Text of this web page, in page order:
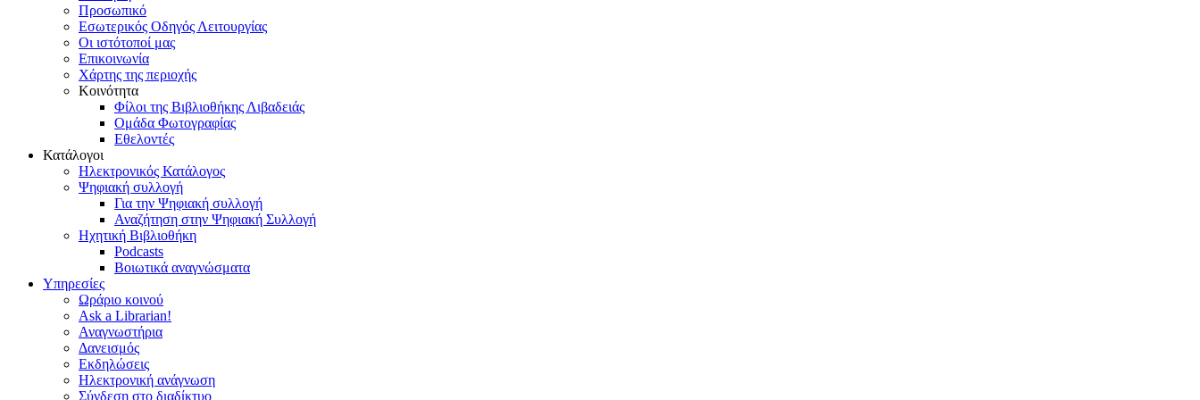
Προσωπικό
Εσωτερικός Οδηγός Λειτουργίας
Οι ιστότοποί μας
Επικοινωνία
Χάρτης της περιοχής
Κοινότητα
Φίλοι της Βιβλιοθήκης Λιβαδειάς
Ομάδα Φωτογραφίας
Εθελοντές
Κατάλογοι
Ηλεκτρονικός Κατάλογος
Ψηφιακή συλλογή
Για την Ψηφιακή συλλογή
Αναζήτηση στην Ψηφιακή Συλλογή
Ηχητική Βιβλιοθήκη
Podcasts
Βοιωτικά αναγνώσματα
Υπηρεσίες
Ωράριο κοινού
Ask a Librarian!
Αναγνωστήρια
Δανεισμός
Εκδηλώσεις
Ηλεκτρονική ανάγνωση
Σύνδεση στο διαδίκτυο